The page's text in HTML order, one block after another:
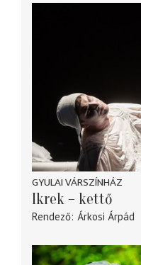
GYULAI VÁRSZÍNHÁZ
Ikrek – kettő
Rendező Árkosi Árpád